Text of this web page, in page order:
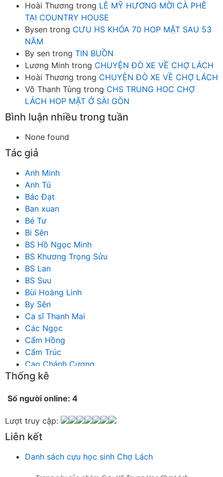
Hoài Thương trong LÊ MỸ HƯƠNG MỜI CÀ PHÊ
TẠI COUNTRY HOUSE
Bysen trong CƯU HS KHÓA 70 HOP MẶT SAU 53
NĂM
By sen trong TIN BUỒN
Lương Minh trong CHUYỆN ĐÒ XE VỀ CHỢ LÁCH
Hoài Thương trong CHUYỆN ĐÒ XE VỀ CHỢ LÁCH
Võ Thanh Tùng trong CHS TRUNG HOC CHỢ
LÁCH HOP MẶT Ở SÀI GÒN
Bình luận nhiều trong tuần
None found
Tác giả
Anh Minh
Anh Tú
Bác Đạt
Ban xuan
Bé Tư
Bi Sên
BS Hồ Ngọc Minh
BS Khương Trọng Sửu
BS Lan
BS Suu
Bùi Hoàng Linh
By Sên
Ca sĩ Thanh Mai
Các Ngọc
Cẩm Hồng
Cẩm Trúc
Cao Chánh Cương
Cao Nhật Quyên
Chích Chị
Chu Trầm Nguyên Minh
Cò Bằng
Công Bình
Thống kê
Số người online: 4
Lượt truy cập:
Liên kết
Danh sách cựu học sinh Chợ Lách